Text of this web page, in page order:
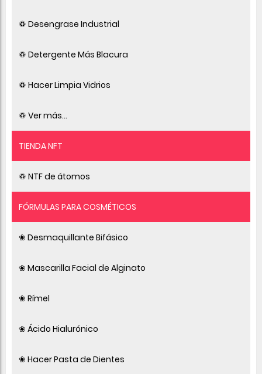
♽ Desengrase Industrial
♽ Detergente Más Blacura
♽ Hacer Limpia Vidrios
♽ Ver más...
TIENDA NFT
♽ NTF de átomos
FÓRMULAS PARA COSMÉTICOS
❀ Desmaquillante Bifásico
❀ Mascarilla Facial de Alginato
❀ Rímel
❀ Ácido Hialurónico
❀ Hacer Pasta de Dientes